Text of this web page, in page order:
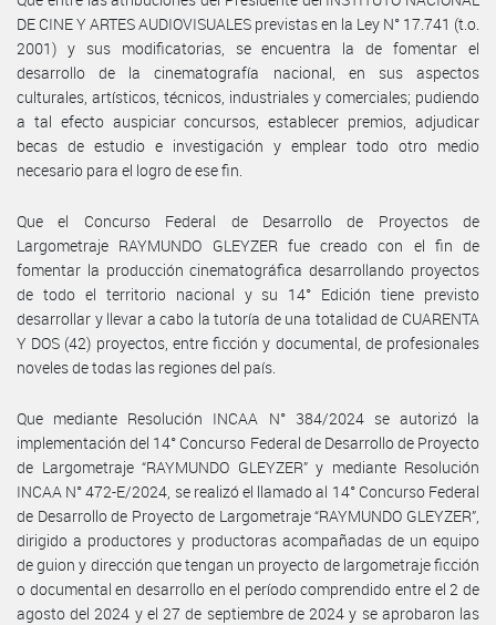
DE CINE Y ARTES AUDIOVISUALES previstas en la Ley N° 17.741 (t.o.
2001) y sus modificatorias, se encuentra la de fomentar el
desarrollo de la cinematografía nacional, en sus aspectos
culturales, artísticos, técnicos, industriales y comerciales; pudiendo
a tal efecto auspiciar concursos, establecer premios, adjudicar
becas de estudio e investigación y emplear todo otro medio
necesario para el logro de ese fin.
Que el Concurso Federal de Desarrollo de Proyectos de
Largometraje RAYMUNDO GLEYZER fue creado con el fin de
fomentar la producción cinematográfica desarrollando proyectos
de todo el territorio nacional y su 14° Edición tiene previsto
desarrollar y llevar a cabo la tutoría de una totalidad de CUARENTA
Y DOS (42) proyectos, entre ficción y documental, de profesionales
noveles de todas las regiones del país.
Que mediante Resolución INCAA N° 384/2024 se autorizó la
implementación del 14° Concurso Federal de Desarrollo de Proyecto
de Largometraje “RAYMUNDO GLEYZER” y mediante Resolución
INCAA N° 472-E/2024, se realizó el llamado al 14° Concurso Federal
de Desarrollo de Proyecto de Largometraje “RAYMUNDO GLEYZER”,
dirigido a productores y productoras acompañadas de un equipo
de guion y dirección que tengan un proyecto de largometraje ficción
o documental en desarrollo en el período comprendido entre el 2 de
agosto del 2024 y el 27 de septiembre de 2024 y se aprobaron las